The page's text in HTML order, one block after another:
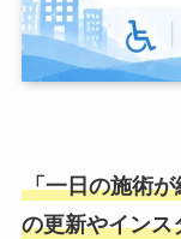
「一日の施術
の更新やインス